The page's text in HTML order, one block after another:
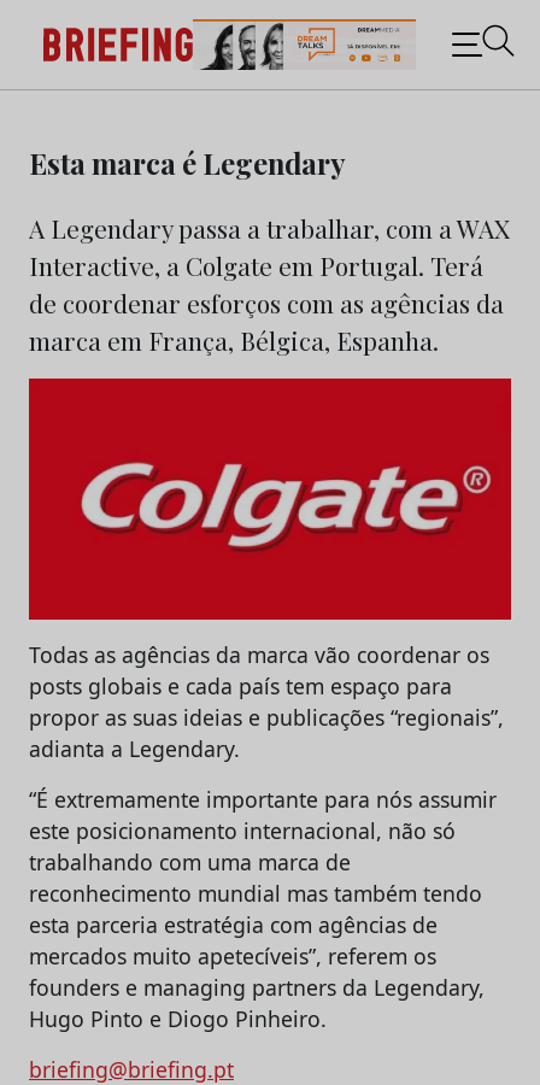
content
Briefing: Todas as notícias sobre os negócios do
Marketing e da Publicidade
Esta marca é Legendary
A Legendary passa a trabalhar, com a WAX
Interactive, a Colgate em Portugal. Terá
de coordenar esforços com as agências da
marca em França, Bélgica, Espanha.
Todas as agências da marca vão coordenar os
posts globais e cada país tem espaço para
propor as suas ideias e publicações “regionais”,
adianta a Legendary.
“É extremamente importante para nós assumir
este posicionamento internacional, não só
trabalhando com uma marca de
reconhecimento mundial mas também tendo
esta parceria estratégia com agências de
mercados muito apetecíveis”, referem os
founders e managing partners da Legendary,
Hugo Pinto e Diogo Pinheiro.
briefing@briefing.pt